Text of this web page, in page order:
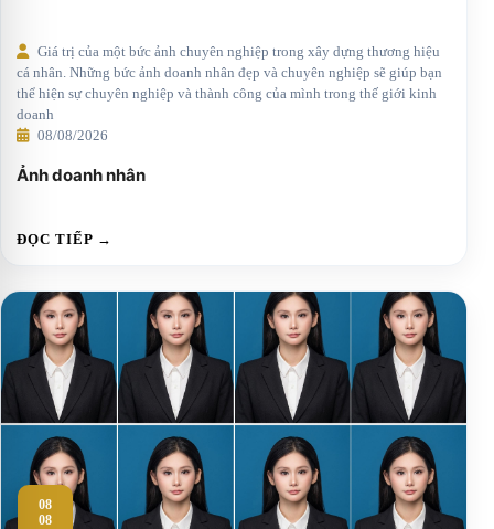
Giá trị của một bức ảnh chuyên nghiệp trong xây dựng thương hiệu
cá nhân. Những bức ảnh doanh nhân đẹp và chuyên nghiệp sẽ giúp bạn
thể hiện sự chuyên nghiệp và thành công của mình trong thế giới kinh
doanh
08/08/2026
Ảnh doanh nhân
ĐỌC TIẾP →
08
08